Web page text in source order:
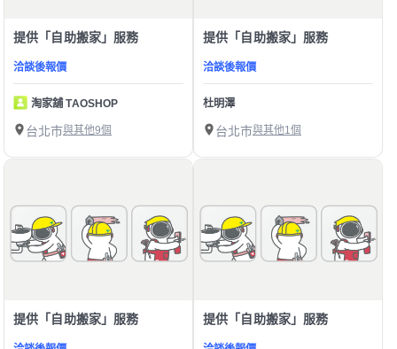
提供「自助搬家」服務
洽談後報價
淘家舖 TAOSHOP
台北市與其他9個
提供「自助搬家」服務
洽談後報價
杜明澤
台北市與其他1個
提供「自助搬家」服務 提供「自助搬家」服務